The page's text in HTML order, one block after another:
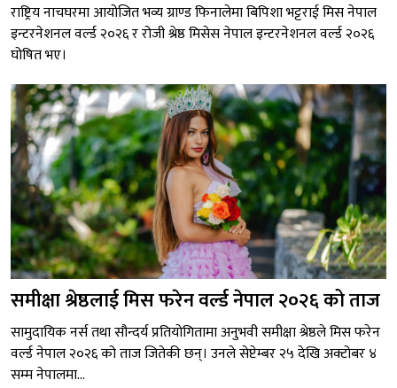
राष्ट्रिय नाचघरमा आयोजित भव्य ग्राण्ड फिनालेमा बिपिशा भट्टराई मिस नेपाल
इन्टरनेशनल वर्ल्ड २०२६ र रोजी श्रेष्ठ मिसेस नेपाल इन्टरनेशनल वर्ल्ड २०२६
घोषित भए।
समीक्षा श्रेष्ठलाई मिस फरेन वर्ल्ड नेपाल २०२६ को ताज
सामुदायिक नर्स तथा सौन्दर्य प्रतियोगितामा अनुभवी समीक्षा श्रेष्ठले मिस फरेन
वर्ल्ड नेपाल २०२६ को ताज जितेकी छन्। उनले सेप्टेम्बर २५ देखि अक्टोबर ४
सम्म नेपालमा...